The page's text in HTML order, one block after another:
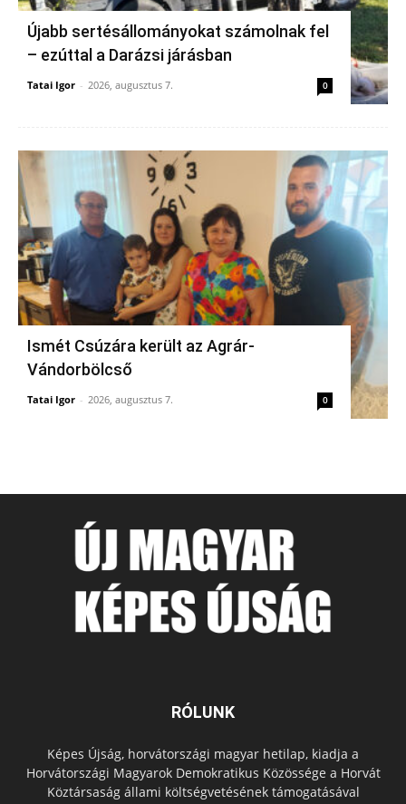
Újabb sertésállományokat számolnak fel
– ezúttal a Darázsi járásban
Tatai Igor - 2026, augusztus 7. 0
Ismét Csúzára került az Agrár-
Vándorbölcső
Tatai Igor - 2026, augusztus 7. 0
RÓLUNK
Képes Újság, horvátországi magyar hetilap, kiadja a
Horvátországi Magyarok Demokratikus Közössége a Horvát
Köztársaság állami költségvetésének támogatásával